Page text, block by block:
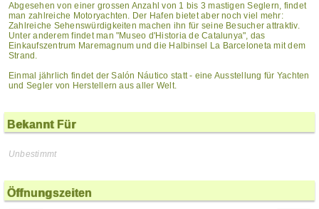
Abgesehen von einer grossen Anzahl von 1 bis 3 mastigen Seglern, findet
man zahlreiche Motoryachten. Der Hafen bietet aber noch viel mehr:
Zahlreiche Sehenswürdigkeiten machen ihn für seine Besucher attraktiv.
Unter anderem findet man "Museo d'Historia de Catalunya", das
Einkaufszentrum Maremagnum und die Halbinsel La Barceloneta mit dem
Strand.
Einmal jährlich findet der Salón Náutico statt - eine Ausstellung für Yachten
und Segler von Herstellern aus aller Welt.
Bekannt Für
Unbestimmt
Öffnungszeiten